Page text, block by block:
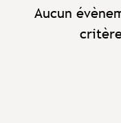
Aucun